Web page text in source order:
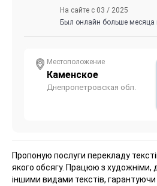
На сайте с 03 / 2025
Был онлайн больше месяца
Местоположение
Каменское
Днепропетровская обл.
Пропоную послуги перекладу
якого обсягу. Працюю з художніми,
іншими видами текстів, гарантуючи